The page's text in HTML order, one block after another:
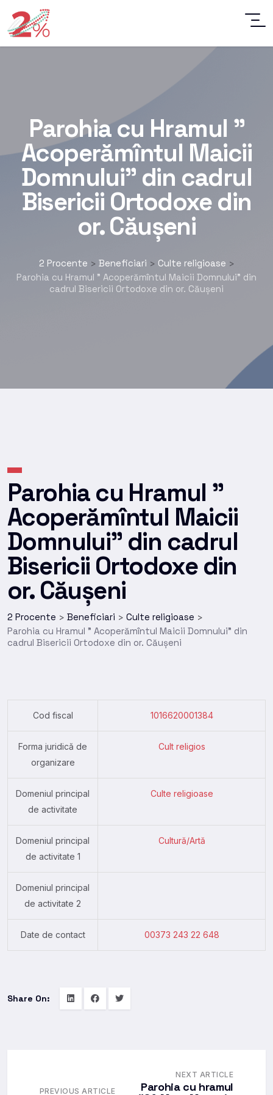
Parohia cu Hramul ”
Acoperămîntul Maicii
Domnului” din cadrul
Bisericii Ortodoxe din
or. Căușeni
2 Procente > Beneficiari > Culte religioase >
Parohia cu Hramul ” Acoperămîntul Maicii Domnului” din
cadrul Bisericii Ortodoxe din or. Căușeni
Parohia cu Hramul ”
Acoperămîntul Maicii
Domnului” din cadrul
Bisericii Ortodoxe din
or. Căușeni
2 Procente > Beneficiari > Culte religioase >
Parohia cu Hramul ” Acoperămîntul Maicii Domnului” din
cadrul Bisericii Ortodoxe din or. Căușeni
Cod fiscal 1016620001384
Forma juridică de
organizare
Cult religios
Domeniul principal
de activitate
Culte religioase
Domeniul principal
de activitate 1
Cultură/Artă
Domeniul principal
de activitate 2
Date de contact 00373 243 22 648
Share On:
PREVIOUS ARTICLE
NEXT ARTICLE
Parohia cu hramul